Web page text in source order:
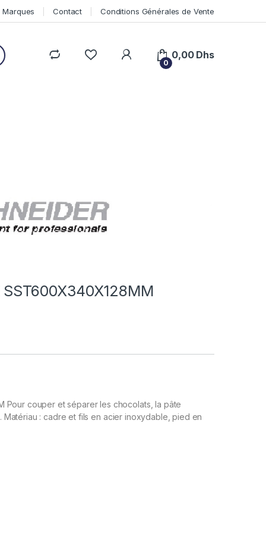
Marques Contact Conditions Générales de Vente
0
0,00 Dhs
SST600X340X128MM
Pour couper et séparer les chocolats, la pâte
Matériau : cadre et fils en acier inoxydable, pied en